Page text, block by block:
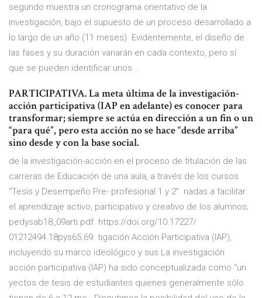
segundo muestra un cronograma orientativo de la
investigación, bajo el supuesto de un proceso desarrollado a
lo largo de un año (11 meses). Evidentemente, el diseño de
las fases y su duración variarán en cada contexto, pero sí
que se pueden identificar unos …
PARTICIPATIVA. La meta última de la investigación-
acción participativa (IAP en adelante) es conocer para
transformar; siempre se actúa en dirección a un fin o un
“para qué”, pero esta acción no se hace “desde arriba”
sino desde y con la base social.
de la investigación-acción en el proceso de titulación de las
carreras de Educación de una aula, a través de los cursos
“Tesis y Desempeño Pre- profesional 1 y 2”. nadas a facilitar
el aprendizaje activo, participativo y creativo de los alumnos;
pedysab18_09arti.pdf. https://doi.org/10.17227/
01212494.18pys65.69. tigación Acción Participativa (IAP),
incluyendo su marco ideológico y sus La investigación
acción participativa (IAP) ha sido conceptualizada como “un
yectos de tesis de estudiantes quienes generalmente sólo